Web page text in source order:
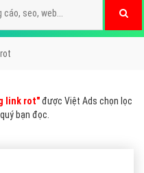
link rot"được Việt Ads chọn lọc
bạn đọc.